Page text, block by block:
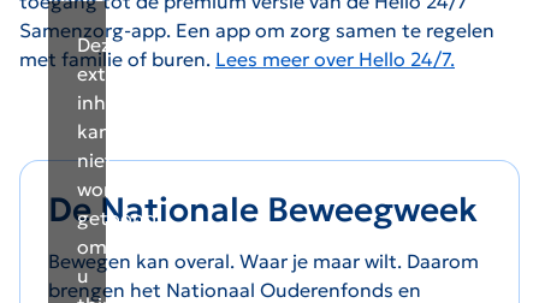
Samenzorg-app. Een app om zorg samen te regelen
met familie of buren. Lees meer over Hello 24/7.
De Nationale Beweegweek
Bewegen kan overal. Waar je maar wilt. Daarom
brengen het Nationaal Ouderenfonds en
Deze
externe
inhoud
kan
niet
worden
getoond
omdat
u